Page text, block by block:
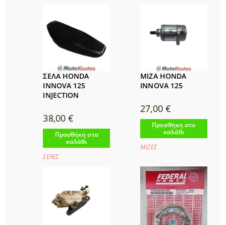
ΣΕΛΑ HONDA
INNOVA 125
INJECTION
38,00€
Προσθήκη στο
καλάθι
ΣΕΛΕΣ
ΜΙΖΑ HONDA
INNOVA 125
27,00 €
Προσθήκη στο
καλάθι
ΜΙΖΕΣ